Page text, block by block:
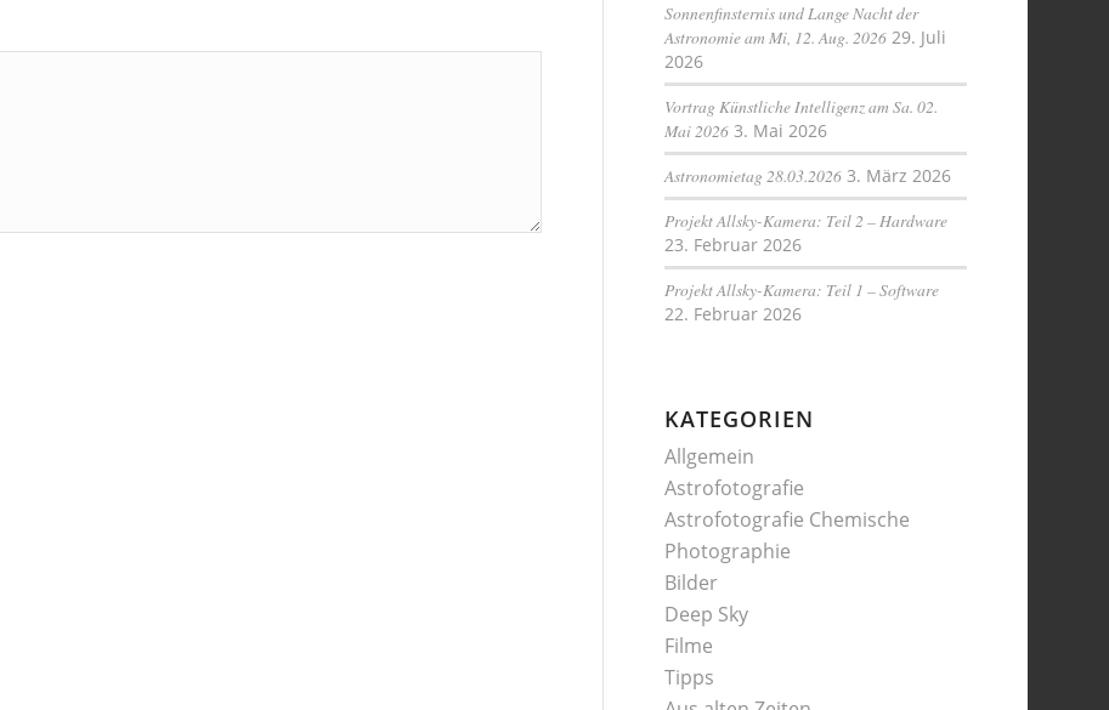
Sonnenfinsternis und Lange Nacht der
Astronomie am Mi, 12. Aug. 2026 29. Juli
2026
Vortrag Künstliche Intelligenz am Sa. 02.
Mai 2026 3. Mai 2026
Astronomietag 28.03.2026 3. März 2026
Projekt Allsky-Kamera: Teil 2 – Hardware
23. Februar 2026
Projekt Allsky-Kamera: Teil 1 – Software
22. Februar 2026
KATEGORIEN
Allgemein
Astrofotografie
Astrofotografie Chemische
Photographie
Bilder
Deep Sky
Filme
Tipps